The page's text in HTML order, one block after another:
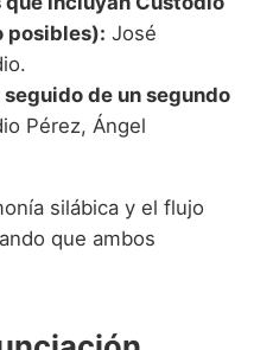
posibles): José
de un segundo
Pérez, Ángel
silábica y el flujo
que ambos